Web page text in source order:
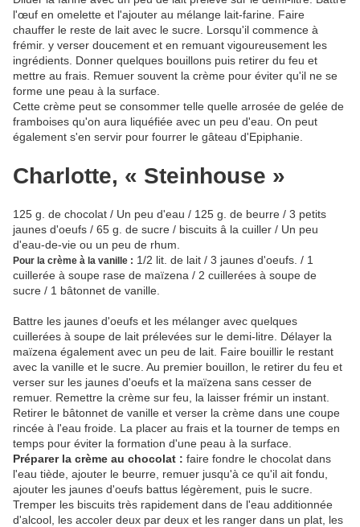
l'œuf en omelette et l'ajouter au mélange lait-farine. Faire
chauffer le reste de lait avec le sucre. Lorsqu'il commence à
frémir. y verser doucement et en remuant vigoureusement les
ingrédients. Donner quelques bouillons puis retirer du feu et
mettre au frais. Remuer souvent la crème pour éviter qu'il ne se
forme une peau à la surface.
Cette crème peut se consommer telle quelle arrosée de gelée de
framboises qu'on aura liquéfiée avec un peu d'eau. On peut
également s'en servir pour fourrer le gâteau d'Epiphanie.
Charlotte, « Steinhouse »
125 g. de chocolat / Un peu d'eau / 125 g. de beurre / 3 petits
jaunes d'oeufs / 65 g. de sucre / biscuits â la cuiller / Un peu
d'eau-de-vie ou un peu de rhum.
Pour la crème à la vanille : 1/2 lit. de lait / 3 jaunes d'oeufs. / 1
cuillerée à soupe rase de maïzena / 2 cuillerées à soupe de
sucre / 1 bâtonnet de vanille.
Battre les jaunes d'oeufs et les mélanger avec quelques
cuillerées à soupe de lait prélevées sur le demi-litre. Délayer la
maïzena également avec un peu de lait. Faire bouillir le restant
avec la vanille et le sucre. Au premier bouillon, le retirer du feu et
verser sur les jaunes d'oeufs et la maïzena sans cesser de
remuer. Remettre la crème sur feu, la laisser frémir un instant.
Retirer le bâtonnet de vanille et verser la crème dans une coupe
rincée à l'eau froide. La placer au frais et la tourner de temps en
temps pour éviter la formation d'une peau à la surface.
Préparer la crème au chocolat : faire fondre le chocolat dans
l'eau tiède, ajouter le beurre, remuer jusqu'à ce qu'il ait fondu,
ajouter les jaunes d'oeufs battus légèrement, puis le sucre.
Tremper les biscuits très rapidement dans de l'eau additionnée
d'alcool, les accoler deux par deux et les ranger dans un plat, les